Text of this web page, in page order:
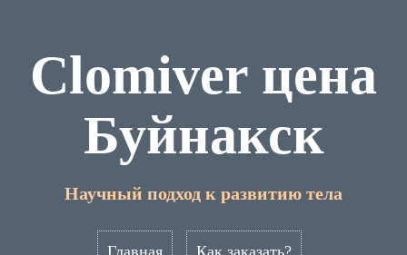
Clomiver цена
Буйнакск
Научный подход к развитию тела
Главная Как заказать?